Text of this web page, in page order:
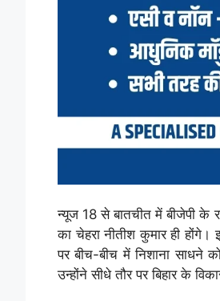
न्यूज 18 से बातचीत में बीजेपी के
का चेहरा नीतीश कुमार ही होंगे।
पर बीच-बीच में निशाना साधने
उन्होंने सीधे तौर पर बिहार के